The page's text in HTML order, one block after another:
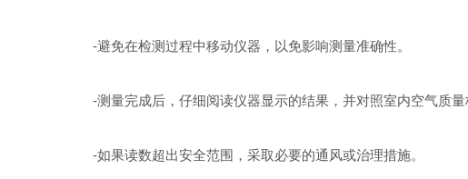
-避免在检测过程中移动仪器，以免影响测量准确性。
-测量完成后，仔细阅读仪器显示的结果，并对照室内空气质量
-如果读数超出安全范围，采取必要的通风或治理措施。